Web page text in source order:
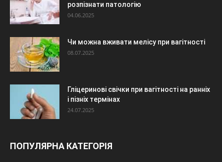
розпізнати патологію
04.06.2025
Чи можна вживати мелісу при вагітності
08.07.2025
Гліцеринові свічки при вагітності на ранніх
і пізніх термінах
24.07.2025
ПОПУЛЯРНА КАТЕГОРІЯ